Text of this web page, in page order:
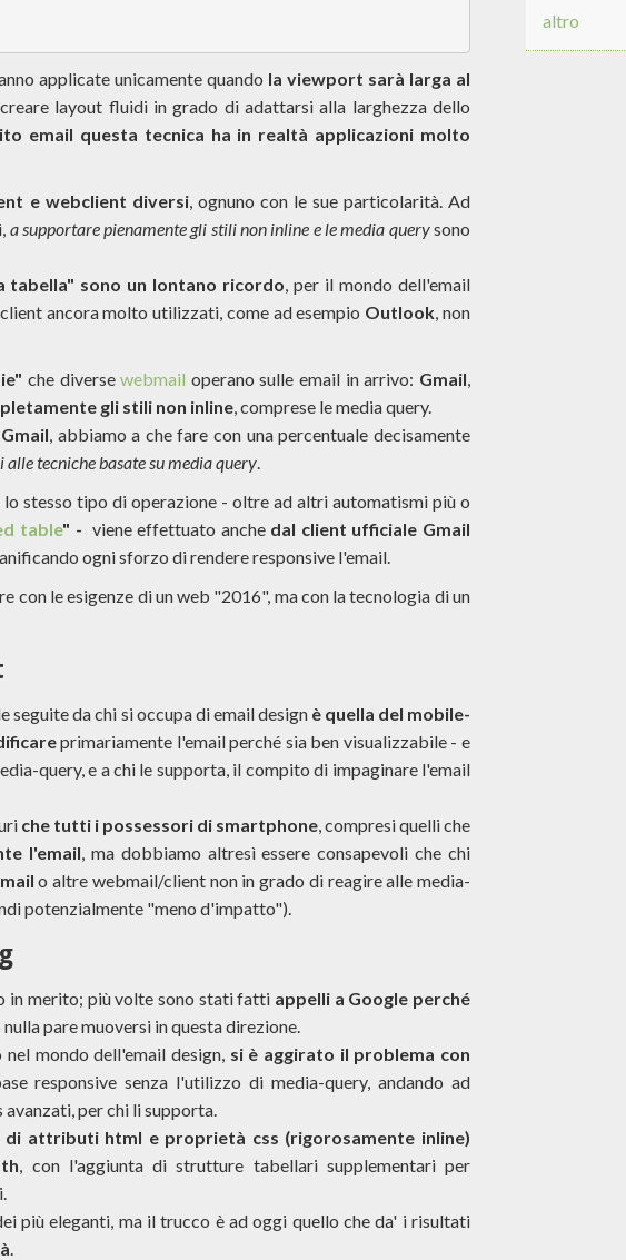
applicate unicamente quando la viewport sarà larga al
layout fluidi in grado di adattarsi alla larghezza dello
email questa tecnica ha in realtà applicazioni molto
e webclient diversi, ognuno con le sue particolarità. Ad
a supportare pienamente gli stili non inline e le media querysono
tabella" sono un lontano ricordo , per il mondo dell'email
ancora molto utilizzati, come ad esempio Outlook , non
che diversewebmail operano sulle email in arrivo: Gmail
gli stili non inline , comprese le media query.
, abbiamo a che fare con una percentuale decisamente
tecniche basate su media query
stesso tipo di operazione - oltre ad altri automatismi più o
table" - viene effettuato anche dal client ufficiale Gmail
ogni sforzo di rendere responsive l'email.
con le esigenze di un web "2016", ma con la tecnologia di un
seguite da chi si occupa di email design è quella del mobile-
primariamente l'email perché sia ben visualizzabile - e
query, e a chi le supporta, il compito di impaginare l'email
che tutti i possessori di smartphone , compresi quelli che
l'email , ma dobbiamo altresì essere consapevoli che chi
o altre webmail/client non in grado di reagire alle media-
potenzialmente "meno d'impatto").
in merito; più volte sono stati fatti appelli a Google perché
nulla pare muoversi in questa direzione.
mondo dell'email design, si è aggirato il problema con
responsive senza l'utilizzo di media-query, andando ad
per chi li supporta.
di attributi html e proprietà css (rigorosamente inline)
, con l'aggiunta di strutture tabellari supplementari per
più eleganti, ma il trucco è ad oggi quello che da' i risultati
altro